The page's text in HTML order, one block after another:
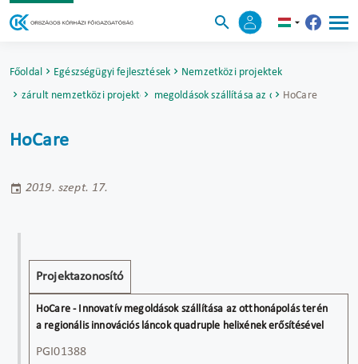
Főoldal Egészségügyi fejlesztések
Nemzetközi projektek
Lezárult nemzetközi projektek
HoCare - Innovatív megoldások szállítása az otthonápolás terén
HoCare
HoCare
2019. szept. 17.
Projekt
cím
HoCare -
Innovatív
megoldások
Projektazonosító
PGI01388